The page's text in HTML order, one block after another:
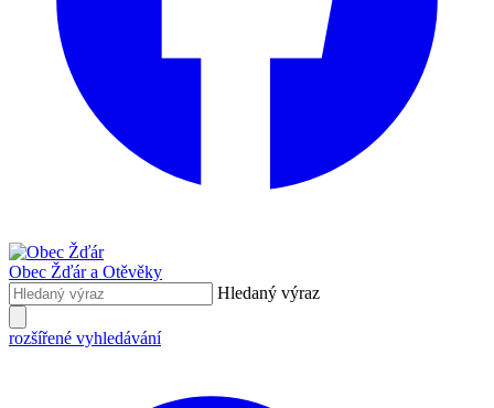
Obec Žďár a Otěvěky
Hledaný výraz
rozšířené vyhledávání